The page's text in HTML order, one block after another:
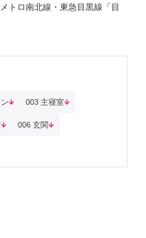
トロ南北線・東急目黒線「目
003 主寝室
006 玄関